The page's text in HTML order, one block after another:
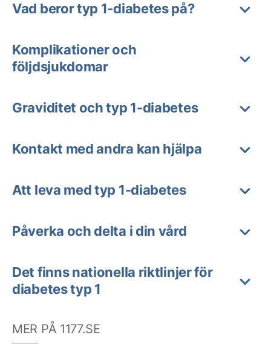
Vad beror typ 1-diabetes på?
Komplikationer och
följdsjukdomar
Graviditet och typ 1-diabetes
Kontakt med andra kan hjälpa
Att leva med typ 1-diabetes
Påverka och delta i din vård
Det finns nationella riktlinjer för
diabetes typ 1
MER PÅ 1177.SE